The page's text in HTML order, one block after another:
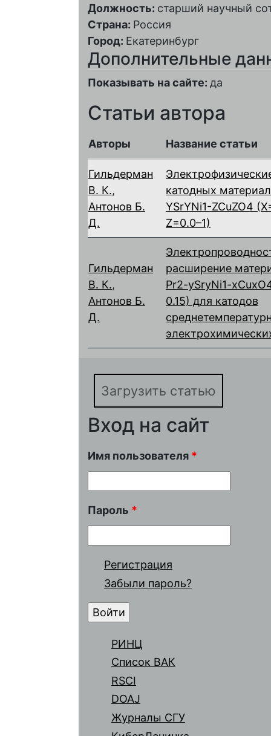
Должность: старший научный
Страна: Россия
Город: Екатеринбург
Дополнительные
Показывать на сайте: да
Статьи автора
Авторы Название статьи
Гильдерман
В. К.,
Антонов Б.
Д.
катодных
YSrYNi1-ZCuZO4
Z=0.0–1)
Гильдерман
В. К.,
Антонов Б.
Д.
расширение
Pr2-ySryNi1-
0.15) для катодов
Загрузить статью
Вход на сайт
Имя пользователя *
Пароль *
Регистрация
Забыли пароль?
РИНЦ
Список ВАК
RSCI
DOAJ
Журналы СГУ